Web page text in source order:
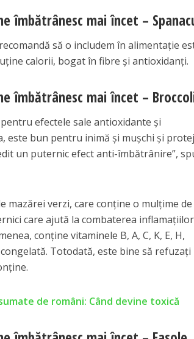
îmbătrânesc mai încet –
să o includem în alimentație
calorii, bogat în fibre și antioxidanți.
îmbătrânesc mai încet –
efectele sale antioxidante și
bun pentru inimă și mușchi și
un puternic efect anti-îmbătrânire”,
mazărei verzi, care conține o mulțime de
care ajută la combaterea
conține vitaminele B, A, C, K, E, H,
Totodată, este bine să refuzați
de români: Când devine toxică